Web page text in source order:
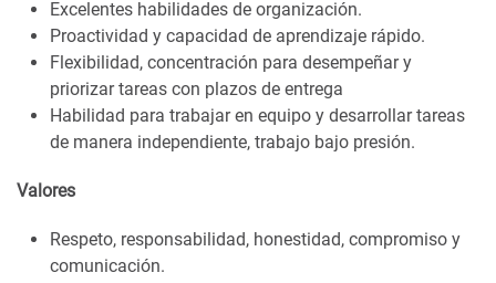
Excelentes habilidades de organización.
Proactividad y capacidad de aprendizaje rápido.
Flexibilidad, concentración para desempeñar y
priorizar tareas con plazos de entrega
Habilidad para trabajar en equipo y desarrollar tareas
de manera independiente, trabajo bajo presión.
Valores
Respeto, responsabilidad, honestidad, compromiso y
comunicación.